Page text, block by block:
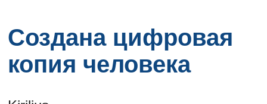
Создана цифровая
копия человека